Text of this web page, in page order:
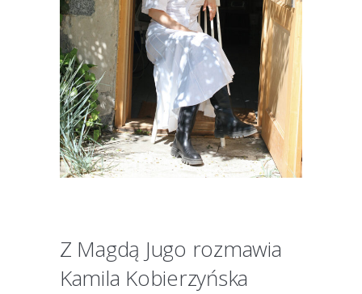
Z Magdą Jugo rozmawia
Kamila Kobierzyńska